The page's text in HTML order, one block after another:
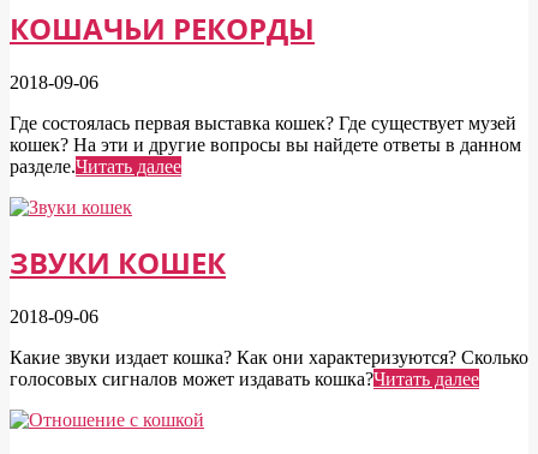
КОШАЧЬИ РЕКОРДЫ
2018-09-06
Где состоялась первая выставка кошек? Где существует музей
кошек? На эти и другие вопросы вы найдете ответы в данном
разделе.Читать далее
ЗВУКИ КОШЕК
2018-09-06
Какие звуки издает кошка? Как они характеризуются? Сколько
голосовых сигналов может издавать кошка?Читать далее